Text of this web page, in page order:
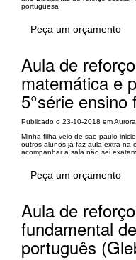
portuguesa
Peça um orçamento
Aula de
matemática e
5°série
Publicado o 23-10-2018 em
Minha filha veio de sao paulo
outros alunos já faz aula extra na
acompanhar a sala não sei
Peça um orçamento
Aula de
fundamental
português